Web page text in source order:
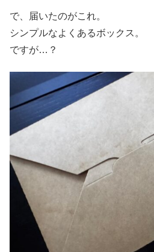
で、届いたのがこれ。
シンプルなよくあるボックス。
ですが…？